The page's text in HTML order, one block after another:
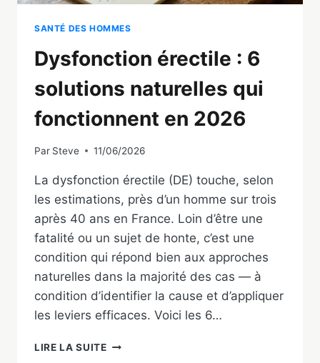
SANTÉ DES HOMMES
Dysfonction érectile : 6
solutions naturelles qui
fonctionnent en 2026
Par Steve 11/06/2026
La dysfonction érectile (DE) touche, selon
les estimations, près d’un homme sur trois
après 40 ans en France. Loin d’être une
fatalité ou un sujet de honte, c’est une
condition qui répond bien aux approches
naturelles dans la majorité des cas — à
condition d’identifier la cause et d’appliquer
les leviers efficaces. Voici les 6…
LIRE LA SUITEDYSFONCTION